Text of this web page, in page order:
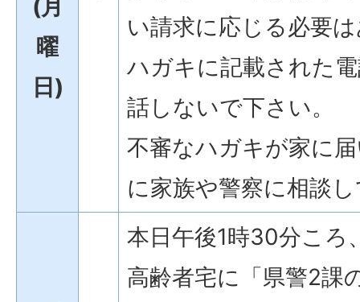
(月
曜
日)
い請求に応じる必要
ハガキに記載された
話しないで下さい。
不審なハガキが家に
に家族や警察に相談
本日午後1時30分ころ
高齢者宅に「県警2課